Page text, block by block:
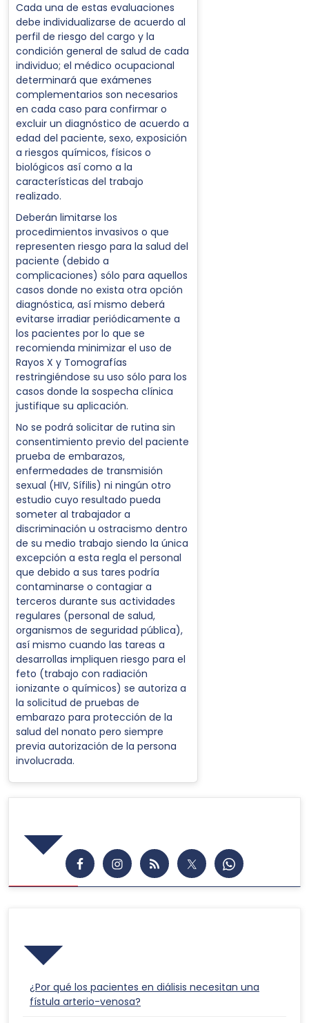
Cada una de estas evaluaciones
debe individualizarse de acuerdo al
perfil de riesgo del cargo y la
condición general de salud de cada
individuo; el médico ocupacional
determinará que exámenes
complementarios son necesarios
en cada caso para confirmar o
excluir un diagnóstico de acuerdo a
edad del paciente, sexo, exposición
a riesgos químicos, físicos o
biológicos así como a la
características del trabajo
realizado.
Deberán limitarse los
procedimientos invasivos o que
representen riesgo para la salud del
paciente (debido a
complicaciones) sólo para aquellos
casos donde no exista otra opción
diagnóstica, así mismo deberá
evitarse irradiar periódicamente a
los pacientes por lo que se
recomienda minimizar el uso de
Rayos X y Tomografías
restringiéndose su uso sólo para los
casos donde la sospecha clínica
justifique su aplicación.
No se podrá solicitar de rutina sin
consentimiento previo del paciente
prueba de embarazos,
enfermedades de transmisión
sexual (HIV, Sífilis) ni ningún otro
estudio cuyo resultado pueda
someter al trabajador a
discriminación u ostracismo dentro
de su medio trabajo siendo la única
excepción a esta regla el personal
que debido a sus tares podría
contaminarse o contagiar a
terceros durante sus actividades
regulares (personal de salud,
organismos de seguridad pública),
así mismo cuando las tareas a
desarrollas impliquen riesgo para el
feto (trabajo con radiación
ionizante o químicos) se autoriza a
la solicitud de pruebas de
embarazo para protección de la
salud del nonato pero siempre
previa autorización de la persona
involucrada.
¿Por qué los pacientes en diálisis necesitan una
fístula arterio-venosa?